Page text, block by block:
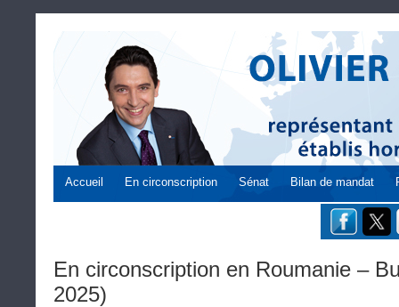
Accueil En circonscription Sénat Bilan de mandat
En circonscription en Roumanie –
2025)